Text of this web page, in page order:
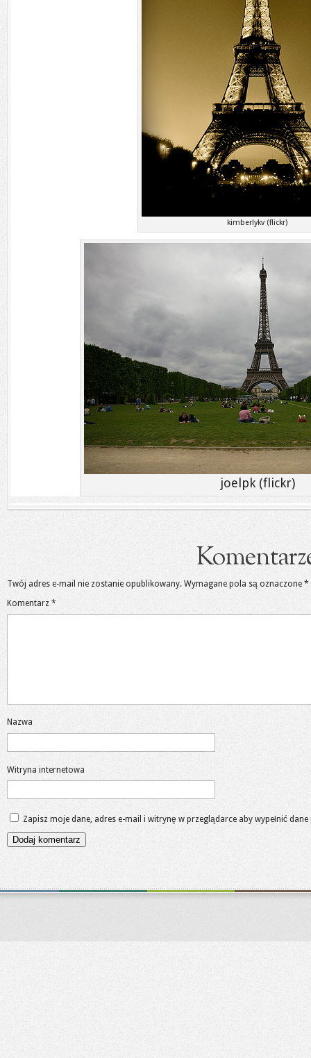
kimberlykv (flickr)
joelpk (flickr)
Twój adres e-mail nie zostanie opublikowany. Wymagane pola są oznaczone *
Komentarz *
Nazwa
Witryna internetowa
Zapisz moje dane, adres e-mail i witrynę w przeglądarce aby wypełnić